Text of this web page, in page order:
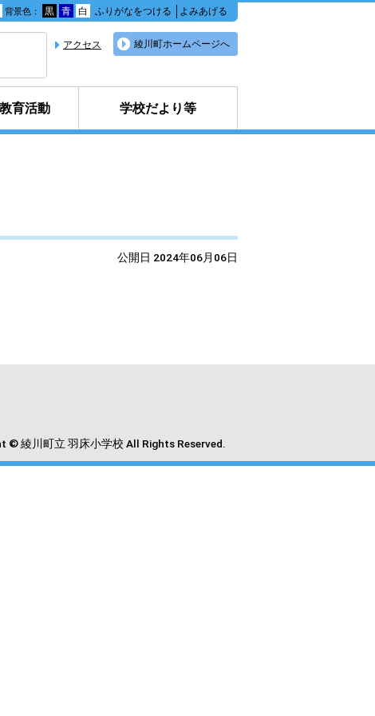
背景色： 黒 青 白 ふりがなをつける よみあげる
綾川町ホームページへ
アクセス
育活動 学校だより等
公開日 2024年06月06日
© 綾川町立 羽床小学校 All Rights Reserved.